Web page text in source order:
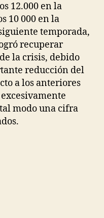
12.000 en la
10 000 en la
temporada,
recuperar
la crisis, debido
reducción del
a los anteriores
modo una cifra